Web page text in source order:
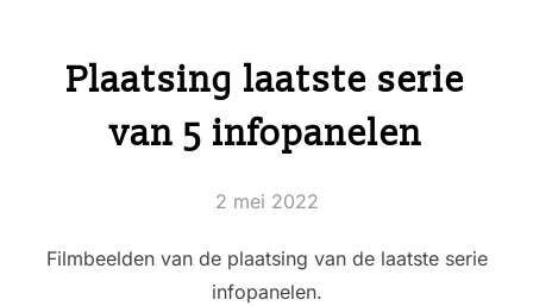
Plaatsing laatste serie
van 5 infopanelen
Geplaatst
2 mei 2022
Filmbeelden van de plaatsing van de laatste serie
infopanelen.